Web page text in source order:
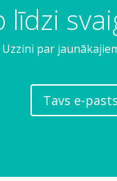
līdzi
Uzzini par